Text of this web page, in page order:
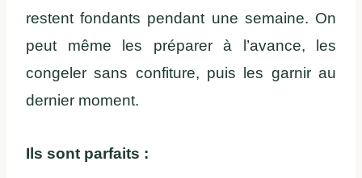
restent fondants pendant une semaine. On
peut même les préparer à l’avance, les
congeler sans confiture, puis les garnir au
dernier moment.
Ils sont parfaits :